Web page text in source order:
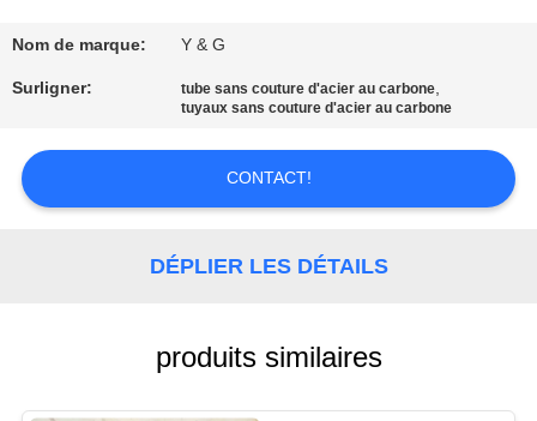
CONTRÔLE
DE
CONTACTEZ-
Nom de marque: Y & G
Surligner: tube sans couture d'acier au carbone,
tuyaux sans couture d'acier au carbone
CONTACT!
DÉPLIER LES DÉTAILS
produits similaires